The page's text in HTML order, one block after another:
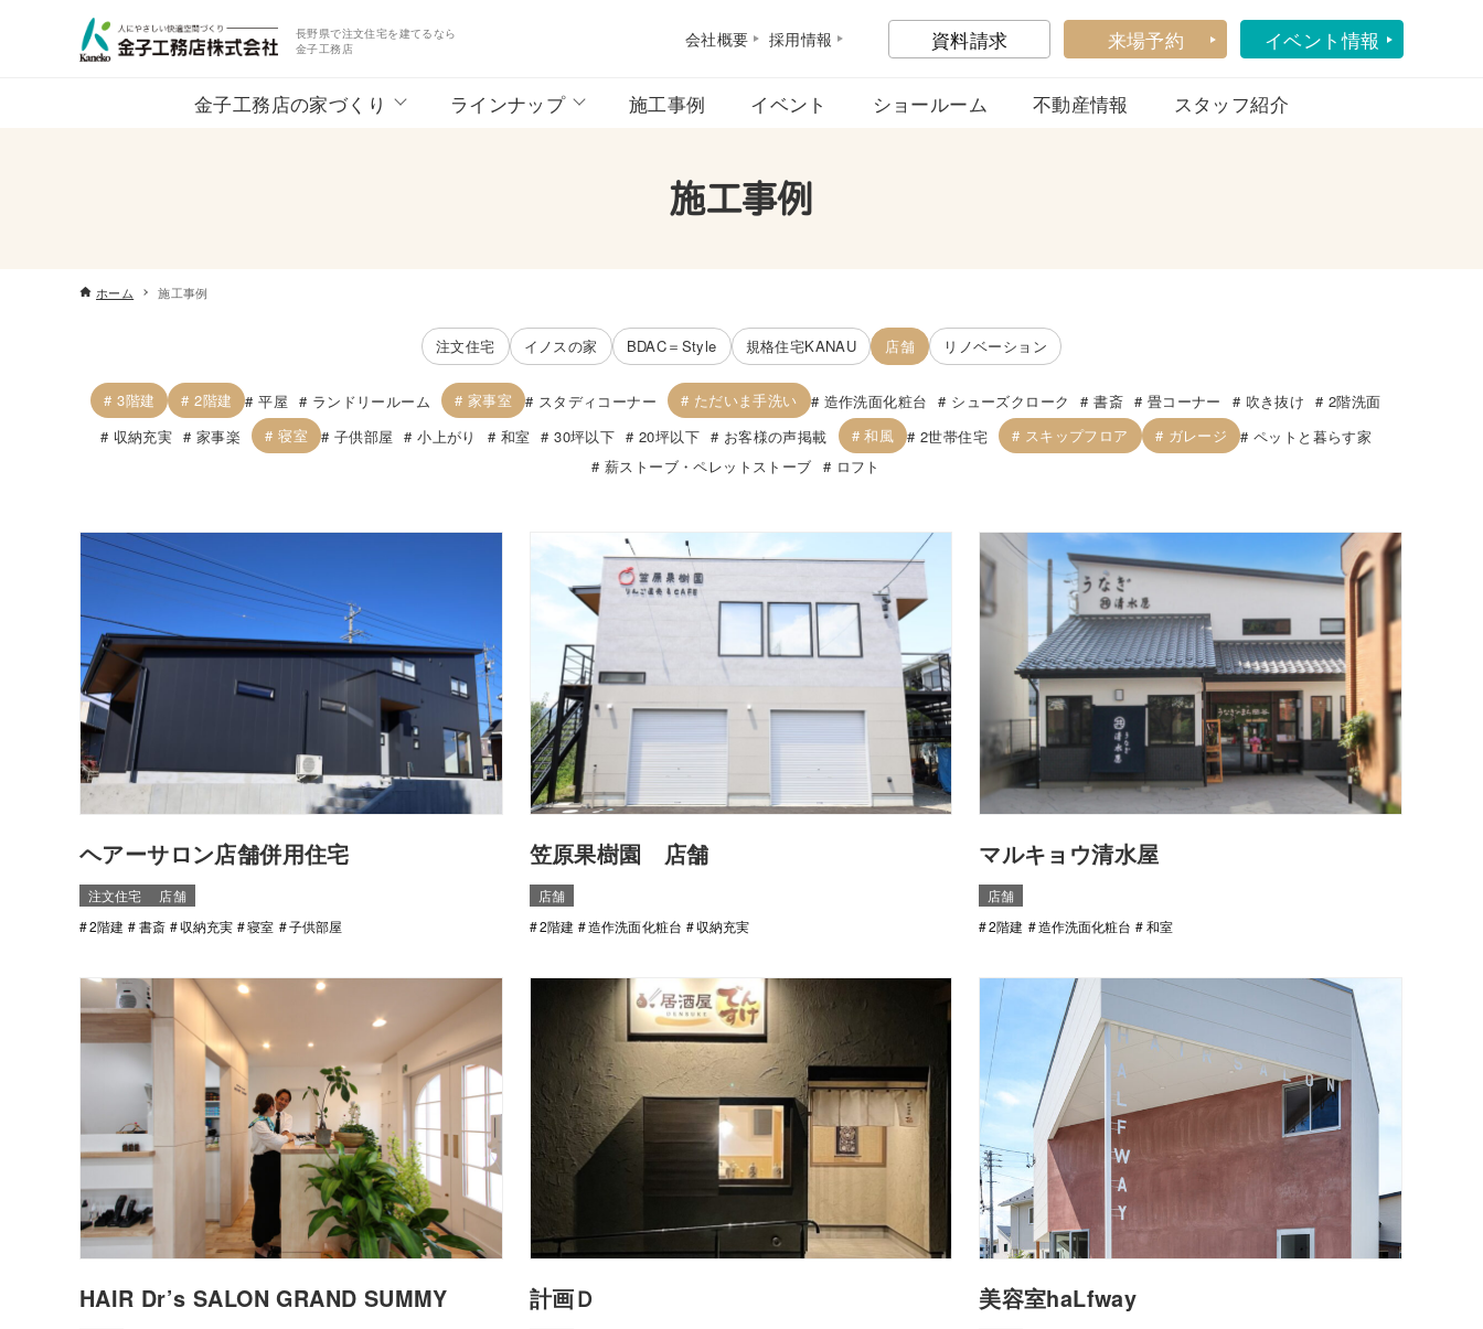
長野県で注文住宅を建てるなら
金子工務店
会社概要 採用情報 資料請求 来場予約 イベント情報
金子工務店の家づくり ラインナップ 施工事例 イベント ショールーム 不動産情報 スタッフ紹介
施工事例
ホーム 施工事例
注文住宅 イノスの家 BDAC＝Style 規格住宅KANAU 店舗 リノベーション
3階建 2階建 平屋 ランドリールーム 家事室 スタディコーナー ただいま手洗い 造作洗面化粧台 シューズクローク 書斎 畳コーナー 吹き抜け
2階洗面
収納充実
家事楽 寝室 子供部屋 小上がり 和室 30坪以下 20坪以下 お客様の声掲載 和風 2世帯住宅 スキップフロア ガレージ
ペットと暮らす家
薪ストーブ・ペレットストーブ
ロフト
ヘアーサロン店舗併用住宅
注文住宅
店舗
2階建
書斎 収納充実 寝室 子供部屋
笠原果樹園 店舗
店舗
2階建
造作洗面化粧台 収納充実
マルキョウ清水屋
店舗
2階建
造作洗面化粧台 和室
HAIR Dr’s SALON GRAND SUMMY 計画Ｄ 美容室haLfway